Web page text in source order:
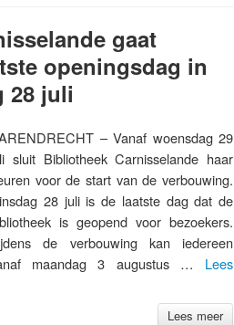
gaat
openingsdag in
28 juli
– Vanaf woensdag 29
sluit Bibliotheek Carnisselande haar
voor de start van de verbouwing.
28 juli is de laatste dag dat de
is geopend voor bezoekers.
de verbouwing kan iedereen
maandag 3 augustus … Lees
Lees meer